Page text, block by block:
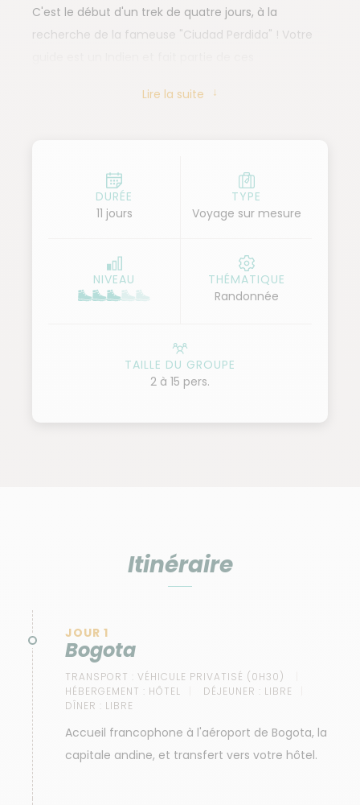
C'est le début d'un trek de quatre jours, à la
recherche de la fameuse "Ciudad Perdida" ! Votre
cette montagne sacrée. Durant votre randonnée et
Vous continuez votre séjour par le magnifique Parc
National Tayrona. Vos randonnées vous mènent
entre cocotiers, mer turquoise et jungle tropicale.
Carthagène des Indes, splendide ville coloniale, de
loin le plus beau et le plus emblématique port de la
couronne espagnole d'Amérique du Sud.
Lire la suite
DURÉE
11 jours
TYPE
Voyage sur mesure
NIVEAU
THÉMATIQUE
Randonnée
TAILLE DU GROUPE
2 à 15 pers.
Itinéraire
JOUR 1
Bogota
TRANSPORT : VÉHICULE PRIVATISÉ (0H30)
HÉBERGEMENT : HÔTEL DÉJEUNER : LIBRE
DÎNER : LIBRE
Accueil francophone à l'aéroport de Bogota, la
capitale andine, et transfert vers votre hôtel.